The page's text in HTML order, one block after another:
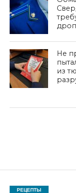
Не
из
РЕЦЕПТЫ